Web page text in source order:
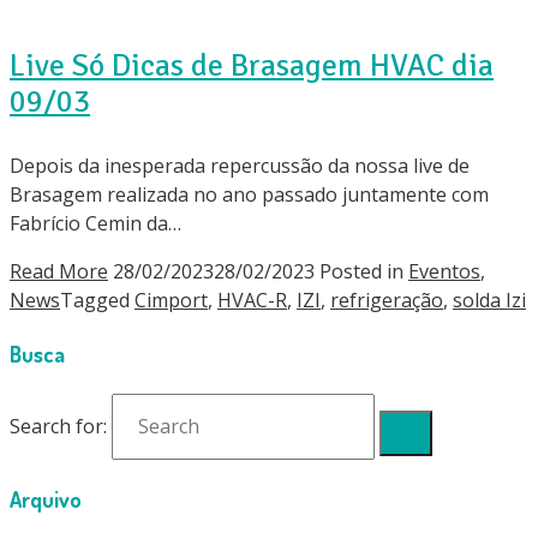
Live Só Dicas de Brasagem HVAC dia
09/03
Depois da inesperada repercussão da nossa live de
Brasagem realizada no ano passado juntamente com
Fabrício Cemin da…
Read More 28/02/202328/02/2023 Posted in Eventos,
NewsTagged Cimport, HVAC-R, IZI, refrigeração, solda Izi
Busca
Search for:
Arquivo